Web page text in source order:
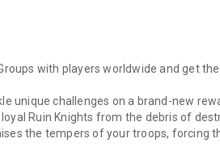
with players worldwide and get
unique challenges on a brand-new
Ruin Knights from the debris of
the tempers of your troops, forcing